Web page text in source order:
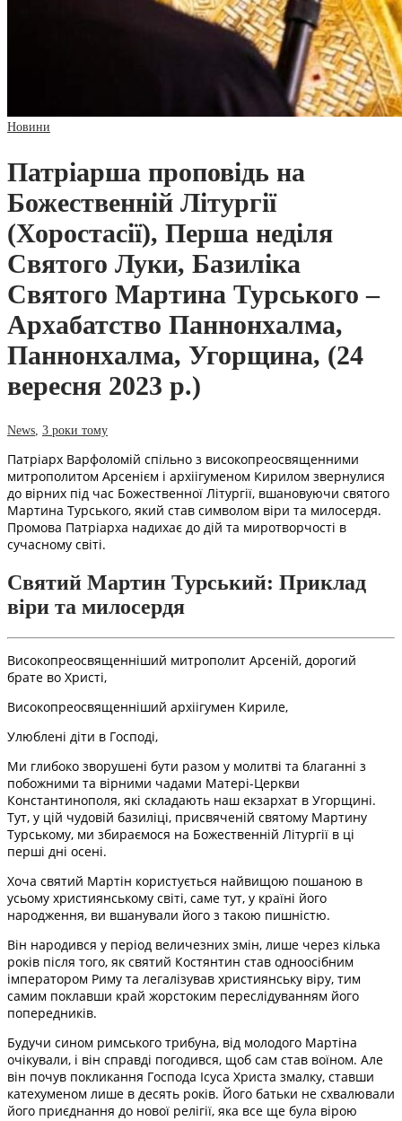
Новини
Патріарша проповідь на
Божественній Літургії
(Хоростасії), Перша неділя
Святого Луки, Базиліка
Святого Мартина Турського –
Архабатство Паннонхалма,
Паннонхалма, Угорщина, (24
вересня 2023 р.)
News 3 роки тому
Патріарх Варфоломій спільно з високопреосвященними
митрополитом Арсенієм і архіігуменом Кирилом звернулися
до вірних під час Божественної Літургії, вшановуючи святого
Мартина Турського, який став символом віри та милосердя.
Промова Патріарха надихає до дій та миротворчості в
сучасному світі.
Святий Мартин Турський: Приклад
віри та милосердя
Високопреосвященніший митрополит Арсеній, дорогий
брате во Христі,
Високопреосвященніший архіігумен Кириле,
Улюблені діти в Господі,
Ми глибоко зворушені бути разом у молитві та благанні з
побожними та вірними чадами Матері-Церкви
Константинополя, які складають наш екзархат в Угорщині.
Тут, у цій чудовій базиліці, присвяченій святому Мартину
Турському, ми збираємося на Божественній Літургії в ці
перші дні осені.
Хоча святий Мартін користується найвищою пошаною в
усьому християнському світі, саме тут, у країні його
народження, ви вшанували його з такою пишністю.
Він народився у період величезних змін, лише через кілька
років після того, як святий Костянтин став одноосібним
імператором Риму та легалізував християнську віру, тим
самим поклавши край жорстоким переслідуванням його
попередників.
Будучи сином римського трибуна, від молодого Мартіна
очікували, і він справді погодився, щоб сам став воїном. Але
він почув покликання Господа Ісуса Христа змалку, ставши
катехуменом лише в десять років. Його батьки не схвалювали
його приєднання до нової релігії, яка все ще була вірою